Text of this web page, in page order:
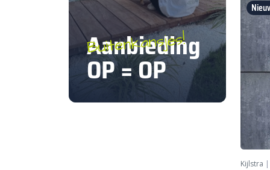
Buitenkansjes!
Aanbieding
OP = OP
Kijlstra |